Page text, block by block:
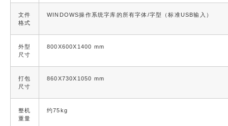
文件
格式
WINDOWS操作系统字库的所有字体/字型（标准USB输入）
外型
尺寸
800X600X1400 mm
打包
尺寸
860X730X1050 mm
整机
重量
约75kg